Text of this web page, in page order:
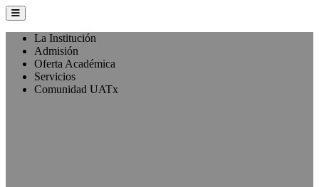
La Institución
Admisión
Oferta Académica
Servicios
Comunidad UATx